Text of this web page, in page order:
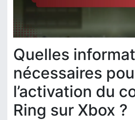
Quelles
nécessaires
l’activation du
Ring sur Xbox ?